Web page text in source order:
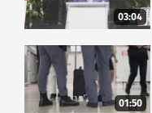
03:04
01:50